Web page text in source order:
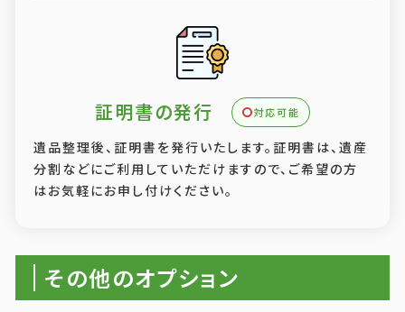
証明書の発行 対応可能
遺品整理後、証明書を発行いたします。証明書は、遺産
分割などにご利用していただけますので、ご希望の方
はお気軽にお申し付けください。
その他のオプション